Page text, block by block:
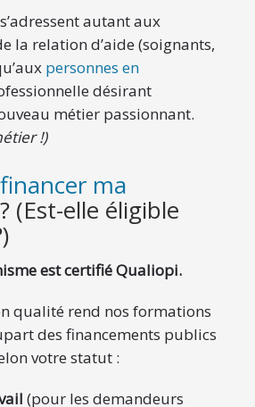
autant aux
la relation d’aide (soignants,
personnes en
désirant
métier passionnant.
!)
financer ma
? (Est-elle éligible
est certifié Qualiopi.
qualité rend nos formations
des financements publics
votre statut :
(pour les demandeurs